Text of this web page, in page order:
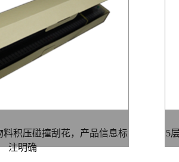
料积压碰撞刮花，产品信息标
注明确
5